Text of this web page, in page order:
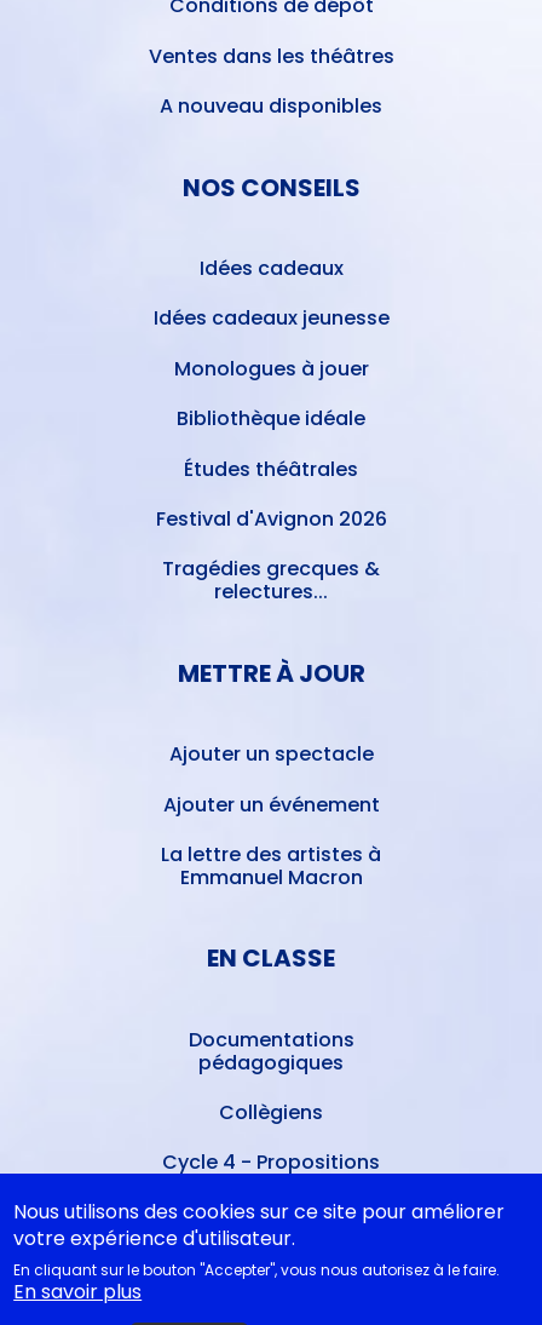
Conditions de dépôt
Ventes dans les théâtres
A nouveau disponibles
NOS CONSEILS
Idées cadeaux
Idées cadeaux jeunesse
Monologues à jouer
Bibliothèque idéale
Études théâtrales
Festival d'Avignon 2026
Tragédies grecques &
relectures...
METTRE À JOUR
Ajouter un spectacle
Ajouter un événement
La lettre des artistes à
Emmanuel Macron
EN CLASSE
Documentations
pédagogiques
Collègiens
Cycle 4 - Propositions
Lycéens
Juste la fin du monde au Bac
Nous utilisons des cookies sur ce site pour améliorer
votre expérience d'utilisateur.
En cliquant sur le bouton "Accepter", vous nous autorisez à le faire.
En savoir plus